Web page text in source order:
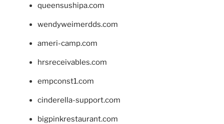
queensushipa.com
wendyweimerdds.com
ameri-camp.com
hrsreceivables.com
empconst1.com
cinderella-support.com
bigpinkrestaurant.com